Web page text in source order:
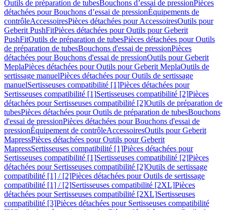
Outils de préparation de tubesBouchons d’essai de pressionPièces
détachées pour Bouchons d’essai de pressionÉquipements de
contrôleAccessoiresPièces détachées pour AccessoiresOutils pour
Geberit PushFitPièces détachées pour Outils pour Geberit
PushFitOutils de préparation de tubesPièces détachées pour Outils
de préparation de tubesBouchons d'essai de pressionPièces
détachées pour Bouchons d'essai de pressionOutils pour Geberit
MeplaPièces détachées pour Outils pour Geberit MeplaOutils de
sertissage manuelPièces détachées pour Outils de sertissage
manuelSertisseuses compatibilité [1]Pièces détachées pour
Sertisseuses compatibilité [1]Sertisseuses compatibilité [2]Pièces
détachées pour Sertisseuses compatibilité [2]Outils de préparation de
tubesPièces détachées pour Outils de préparation de tubesBouchons
d'essai de pressionPièces détachées pour Bouchons d'essai de
pressionÉquipement de contrôleAccessoiresOutils pour Geberit
MapressPièces détachées pour Outils pour Geberit
MapressSertisseuses compatibilité [1]Pièces détachées pour
Sertisseuses compatibilité [1]Sertisseuses compatibilité [2]Pièces
détachées pour Sertisseuses compatibilité [2]Outils de sertissage
compatibilité [1] / [2]Pièces détachées pour Outils de sertissage
compatibilité [1] / [2]Sertisseuses compatibilité [2XL]Pièces
détachées pour Sertisseuses compatibilité [2XL]Sertisseuses
compatibilité [3]Pièces détachées pour Sertisseuses compatibilité